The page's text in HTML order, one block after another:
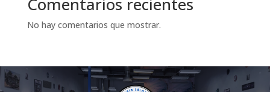
No hay comentarios que mostrar.